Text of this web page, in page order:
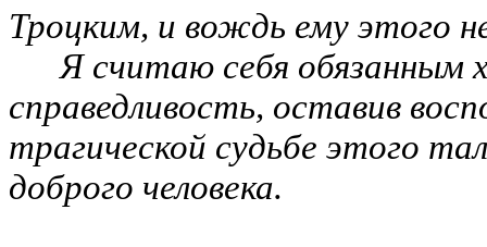
Троцким, и вождь ему этого
Я считаю себя обязанным
справедливость, оставив
трагической судьбе этого
доброго человека.